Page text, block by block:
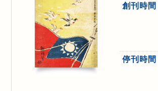
創刊時間
停刊時間